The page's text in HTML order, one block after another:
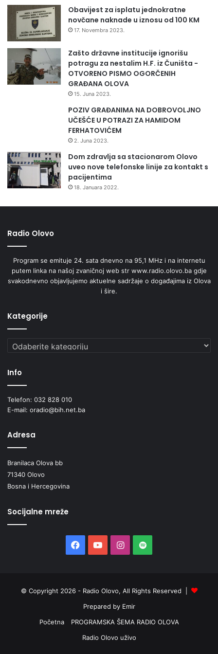
Obavijest za isplatu jednokratne
novčane naknade u iznosu od 100 KM
17. Novembra 2023.
Zašto državne institucije ignorišu
potragu za nestalim H.F. iz Čuništa -
OTVORENO PISMO OGORČENIH
GRAĐANA OLOVA
15. Juna 2023.
POZIV GRAĐANIMA NA DOBROVOLJNO
UČEŠĆE U POTRAZI ZA HAMIDOM
FERHATOVIĆEM
2. Juna 2023.
Dom zdravlja sa stacionarom Olovo
uveo nove telefonske linije za kontakt s
pacijentima
18. Januara 2022.
Radio Olovo
Program se emituje 24. sata dnevno na 95,1 MHz i na internetu
putem linka na našoj zvaničnoj web str www.radio.olovo.ba gdje
svakodnevno objavljujemo aktuelne sadržaje o događajima iz Olova
i šire.
Kategorije
Kategorije
Info
Telefon: 032 828 010
E-mail: oradio@bih.net.ba
Adresa
Branilaca Olova bb
71340 Olovo
Bosna i Hercegovina
Socijalne mreže
FacebookYouTubeInstagram
Spotify
© Copyright 2026 - Radio Olovo, All Rights Reserved |
Prepared by Emir
Početna
PROGRAMSKA ŠEMA RADIO OLOVA
Radio Olovo uživo